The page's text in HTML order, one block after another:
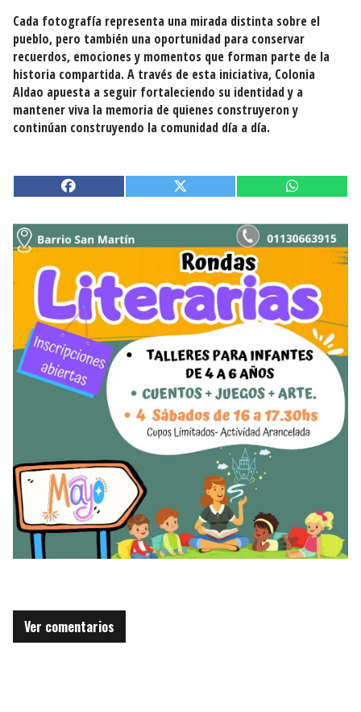
Cada fotografía representa una mirada distinta sobre el
pueblo, pero también una oportunidad para conservar
recuerdos, emociones y momentos que forman parte de la
historia compartida. A través de esta iniciativa, Colonia
Aldao apuesta a seguir fortaleciendo su identidad y a
mantener viva la memoria de quienes construyeron y
continúan construyendo la comunidad día a día.
Ver comentarios